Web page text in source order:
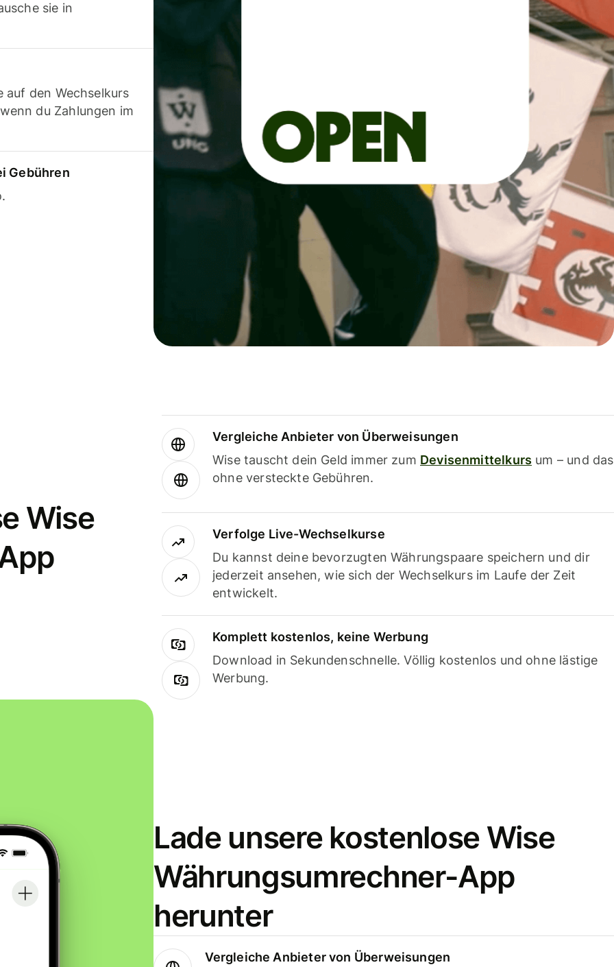
sie in
auf den Wechselkurs
du Zahlungen im
Gebühren
Wise
Vergleiche Anbieter von Überweisungen
Wise tauscht dein Geld immer zum Devisenmittelkurs um – und das
ohne versteckte Gebühren.
Verfolge Live-Wechselkurse
Du kannst deine bevorzugten Währungspaare speichern und dir
jederzeit ansehen, wie sich der Wechselkurs im Laufe der Zeit
entwickelt.
Komplett kostenlos, keine Werbung
Download in Sekundenschnelle. Völlig kostenlos und ohne lästige
Werbung.
Lade unsere kostenlose Wise
Währungsumrechner-App
herunter
Vergleiche Anbieter von Überweisungen